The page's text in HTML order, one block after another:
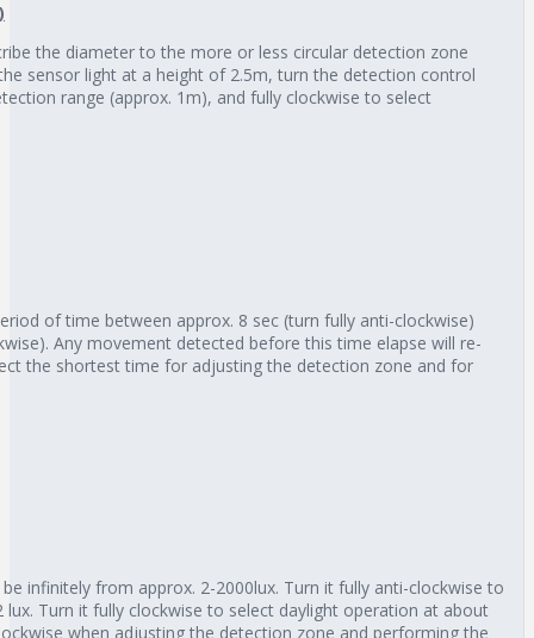
the diameter to the more or less circular detection zone
sensor light at a height of 2.5m, turn the detection control
range (approx. 1m), and fully clockwise to select
of time between approx. 8 sec (turn fully anti-clockwise)
Any movement detected before this time elapse will re-
the shortest time for adjusting the detection zone and for
infinitely from approx. 2-2000lux. Turn it fully anti-clockwise to
Turn it fully clockwise to select daylight operation at about
when adjusting the detection zone and performing the